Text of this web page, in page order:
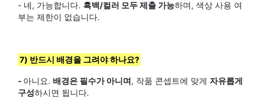
- 네, 가능합니다. 흑백/컬러 모두 제출 가능하며, 색상 사용 여
부는 제한이 없습니다.
7) 반드시 배경을 그려야 하나요?
- 아니요. 배경은 필수가 아니며 , 작품 콘셉트에 맞게 자유롭게
구성하시면 됩니다.